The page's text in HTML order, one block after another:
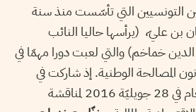
التونسيين التي تأسّست منذ سنة
بن عليّ، (يرأسها حاليا النائب
خماخم) والتي لعبت دورا مهمّا في
المصالحة الوطنية. إذ شاركت في
جلسة لجنة التشريع العام في 28 جويليّة 2016 لمناقشة